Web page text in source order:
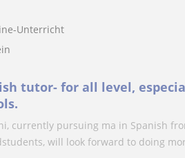
Unterricht
tutor- for all level,
currently pursuing ma in Spanish
will look forward to doing